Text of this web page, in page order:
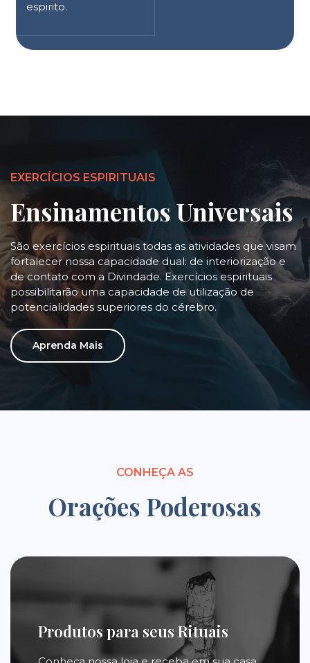
espirito.
EXERCÍCIOS ESPIRITUAIS
Ensinamentos Universais
São exercícios espirituais todas as atividades que visam
fortalecer nossa capacidade dual: de interiorização e
de contato com a Divindade. Exercícios espirituais
possibilitarão uma capacidade de utilização de
potencialidades superiores do cérebro.
Aprenda Mais
CONHEÇA AS
Orações Poderosas
Produtos para seus Rituais